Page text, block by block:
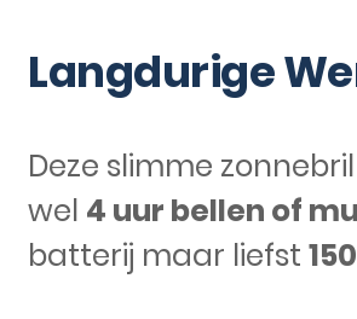
Langdurige
Deze slimme
wel 4 uur bellen of
batterij maar liefst